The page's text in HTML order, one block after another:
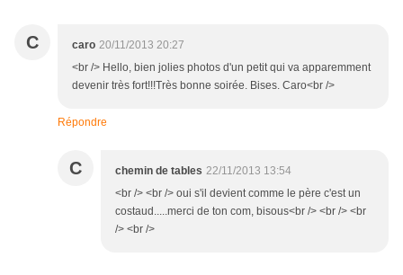
C caro 20/11/2013 20:27
<br /> Hello, bien jolies photos d'un petit qui va apparemment
devenir très fort!!!Très bonne soirée. Bises. Caro<br />
Répondre
C chemin de tables 22/11/2013 13:54
<br /> <br /> oui s'il devient comme le père c'est un
costaud.....merci de ton com, bisous<br /> <br /> <br
/> <br />